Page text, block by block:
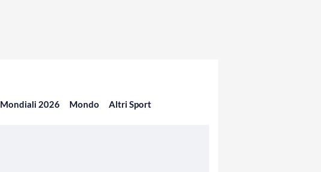
Mondiali 2026 Mondo Altri Sport